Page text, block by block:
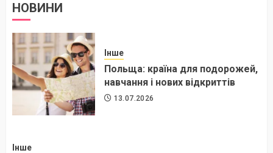
НОВИНИ
Інше
Польща: країна для подорожей,
навчання і нових відкриттів
13.07.2026
Інше